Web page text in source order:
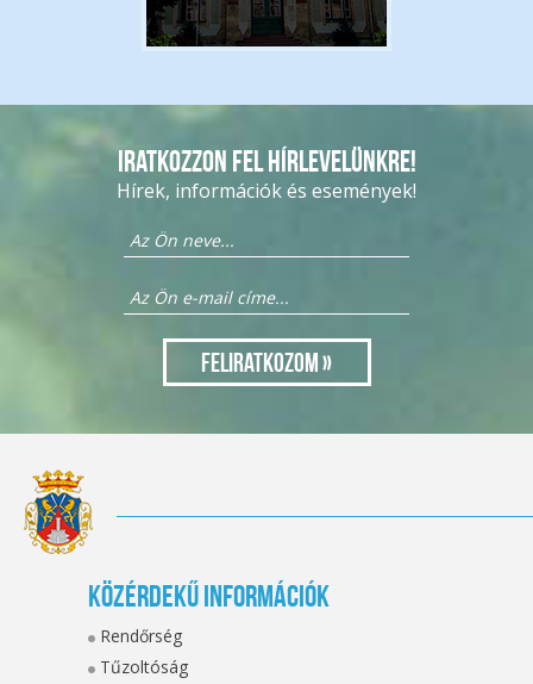
Iratkozzon fel hírlevelünkre!
Hírek, információk és események!
Közérdekű információk
Rendőrség
Tűzoltóság